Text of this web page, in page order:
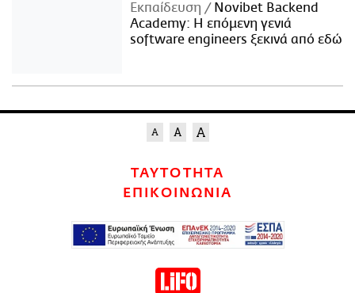
Εκπαίδευση
Novibet Backend
Academy: Η επόμενη γενιά
software engineers ξεκινά από εδώ
ΤΑΥΤΟΤΗΤΑ
ΕΠΙΚΟΙΝΩΝΙΑ